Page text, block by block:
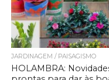
JARDINAGEM / PAISAGISMO
HOLAMBRA: